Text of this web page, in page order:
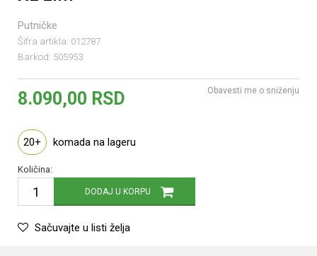
Putničke
Šifra artikla: 012787
Barkod: 505953
8.090,00 RSD Obavesti me o sniženju
20+ komada na lageru
Količina:
DODAJ U KORPU
Sačuvajte u listi želja